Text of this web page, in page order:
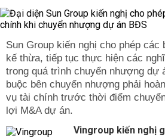
Sun Group kiến nghị cho phép các
kế thừa, tiếp tục thực hiện các
trong quá trình chuyển nhượng dự
buộc bên chuyển nhượng phải
vụ tài chính trước thời điểm
lợi M&A dự án.
Vingroup kiến nghị